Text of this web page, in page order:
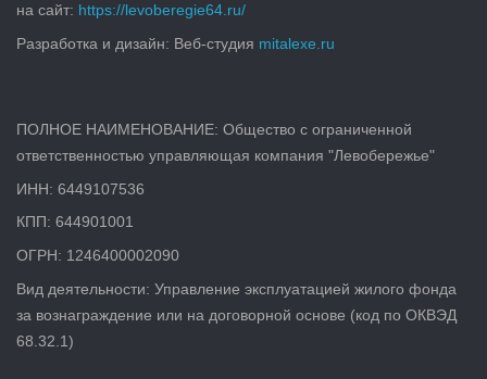
на сайт: https://levoberegie64.ru/
Разработка и дизайн: Веб-студия mitalexe.ru
ПОЛНОЕ НАИМЕНОВАНИЕ: Общество с ограниченной
ответственностью управляющая компания "Левобережье"
ИНН: 6449107536
КПП: 644901001
ОГРН: 1246400002090
Вид деятельности: Управление эксплуатацией жилого фонда
за вознаграждение или на договорной основе (код по ОКВЭД
68.32.1)